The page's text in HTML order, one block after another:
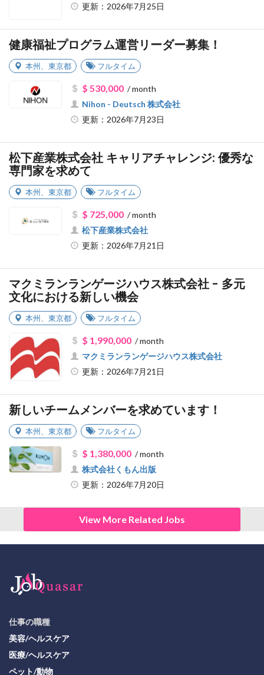
更新：2026年7月25日
健康福祉プログラム運営リーダー募集！
本州、 東京都 フルタイム
$ 530,000/ month
Nihon - Deutsch 株式会社
更新：2026年7月23日
松下産業株式会社 キャリアチャレンジ: 優秀な
専門家を求めて
本州、 東京都 フルタイム
$ 725,000/ month
松下産業株式会社
更新：2026年7月21日
マクミランランゲージハウス株式会社 - 多元
文化における新しい機会
本州、 東京都 フルタイム
$ 1,990,000/ month
マクミランランゲージハウス株式会社
更新：2026年7月21日
新しいチームメンバーを求めています！
本州、 東京都 フルタイム
$ 1,380,000/ month
株式会社くもん出版
更新：2026年7月20日
View More Related Jobs
仕事の職種
美容/ヘルスケア
医療/ヘルスケア
ペット/動物